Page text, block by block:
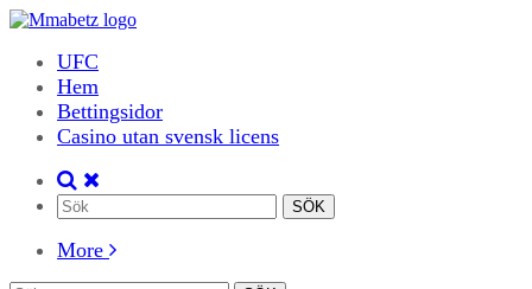
UFC
Hem
Bettingsidor
Casino utan svensk licens
More